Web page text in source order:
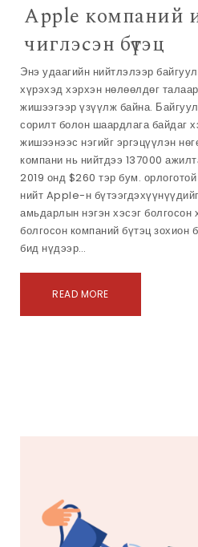
Apple компаний
чиглэсэн бүтэц
Энэ удаагийн нийтлэлээр
хүрэхэд хэрхэн нөлөөлдөг
жишээгээр үзүүлж байна.
сорилт болон шаардлага байдаг
жишээнээс нэгийг эргэцүүлэн
компани нь нийтдээ 137000
2019 онд $260 тэр бум.
нийт Apple-н
амьдарлын нэгэн хэсэг болгосон
болгосон компаний бүтэц зохион
бид нүдээр…
READ MORE